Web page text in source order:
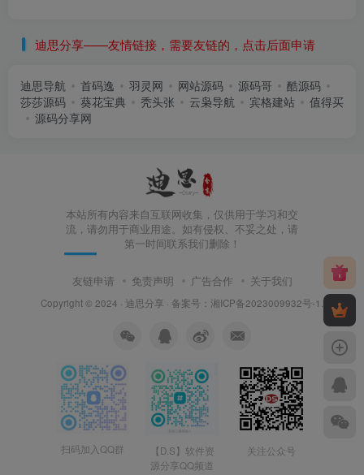
迪思分享——友情链接，需要友链的，点击后面申请
迪思导航 首码逸 羽灵网 网站源码 源码哥
酷源码
莎莎源码
葵花宝典 秃头张 云枭导航 宾格建站
值得买
源码分享网
本站所有内容来自互联网收集，仅供用于学习和交
流，请勿用于商业用途。如有侵权、不妥之处，请
第一时间联系我们删除！
友链申请 免责声明 广告合作 关于我们
Copyright © 2024 · 迪思分享 · 备案号： 湘ICP备2023009932号-1
扫码加入QQ群
【D.S】软件资
源分享QQ频道
关注公众号